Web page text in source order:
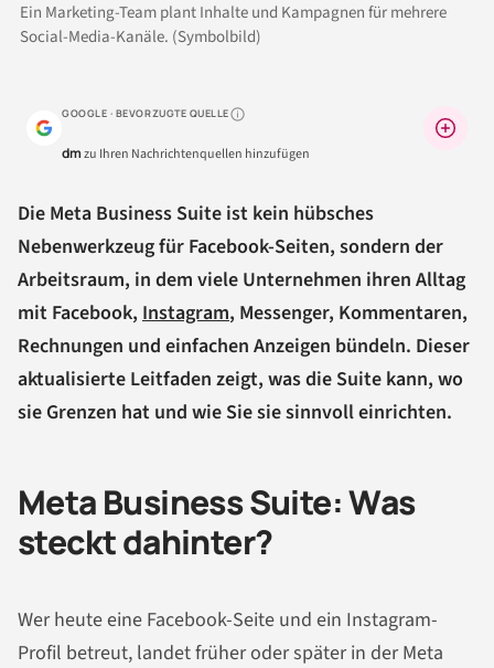
Ein Marketing-Team plant Inhalte und Kampagnen für mehrere
Social-Media-Kanäle. (Symbolbild)
GOOGLE · BEVORZUGTE QUELLEWarum lohnt sich das?
dmzu Ihren Nachrichtenquellen hinzufügen
Die Meta Business Suite ist kein hübsches
Nebenwerkzeug für Facebook-Seiten, sondern der
Arbeitsraum, in dem viele Unternehmen ihren Alltag
mit Facebook, Instagram, Messenger, Kommentaren,
Rechnungen und einfachen Anzeigen bündeln. Dieser
aktualisierte Leitfaden zeigt, was die Suite kann, wo
sie Grenzen hat und wie Sie sie sinnvoll einrichten.
Meta Business Suite: Was
steckt dahinter?
Wer heute eine Facebook-Seite und ein Instagram-
Profil betreut, landet früher oder später in der Meta